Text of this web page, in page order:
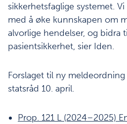
sikkerhetsfaglige systemet.
med å øke kunnskapen om
alvorlige hendelser, og bidra
pasientsikkerhet, sier Iden.
Forslaget til ny
statsråd 10. april.
Prop. 121 L (2024–2025)